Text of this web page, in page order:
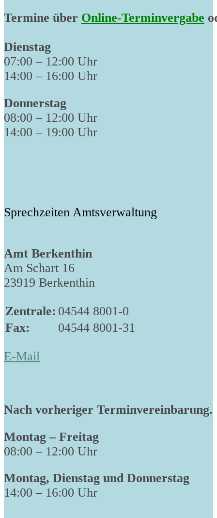
Termine über Online-Terminvergabe
Dienstag
07:00 – 12:00 Uhr
14:00 – 16:00 Uhr
Donnerstag
08:00 – 12:00 Uhr
14:00 – 19:00 Uhr
Sprechzeiten Amtsverwaltung
Amt Berkenthin
Am Schart 16
23919 Berkenthin
Zentrale: 04544 8001-0
Fax:
04544 8001-31
E-Mail
Nach vorheriger Terminvereinbarung.
Montag – Freitag
08:00 – 12:00 Uhr
Montag, Dienstag und Donnerstag
14:00 – 16:00 Uhr